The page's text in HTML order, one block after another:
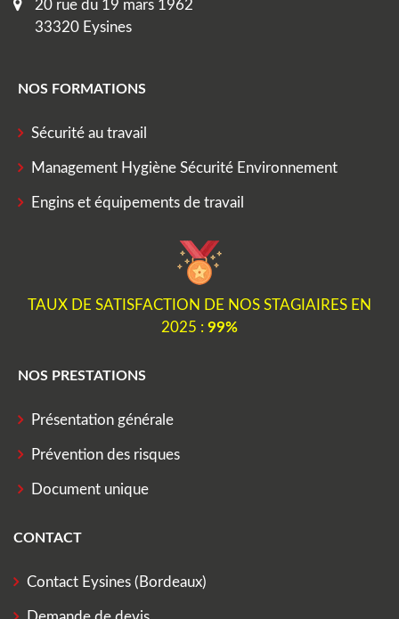
20 rue du 19 mars 1962
33320 Eysines
NOS FORMATIONS
Sécurité au travail
Management Hygiène Sécurité Environnement
Engins et équipements de travail
TAUX DE SATISFACTION DE NOS STAGIAIRES EN
2025 : 99%
NOS PRESTATIONS
Présentation générale
Prévention des risques
Document unique
CONTACT
Contact Eysines (Bordeaux)